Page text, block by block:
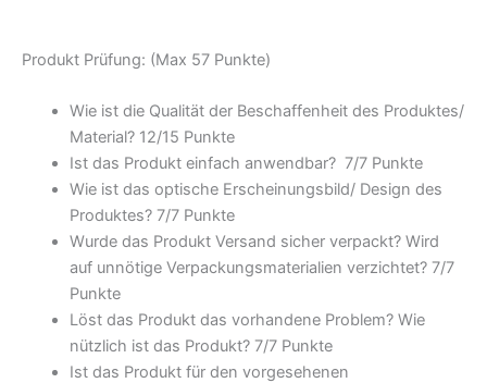
Produkt Prüfung: (Max 57 Punkte)
Wie ist die Qualität der Beschaffenheit des Produktes/
Material? 12/15 Punkte
Ist das Produkt einfach anwendbar? 7/7 Punkte
Wie ist das optische Erscheinungsbild/ Design des
Produktes? 7/7 Punkte
Wurde das Produkt Versand sicher verpackt? Wird
auf unnötige Verpackungsmaterialien verzichtet? 7/7
Punkte
Löst das Produkt das vorhandene Problem? Wie
nützlich ist das Produkt? 7/7 Punkte
Ist das Produkt für den vorgesehenen